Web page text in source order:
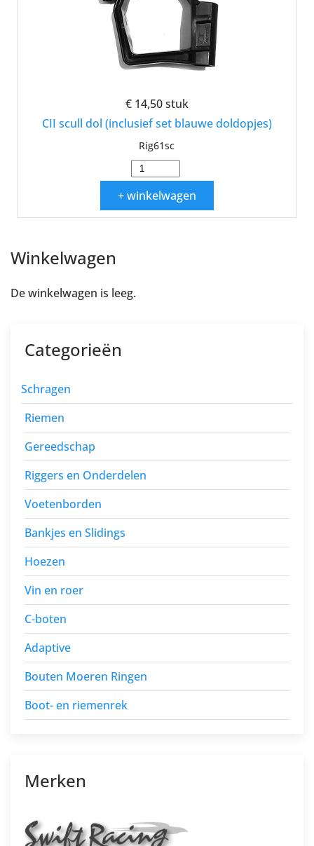
€ 14,50stuk
CII scull dol (inclusief set blauwe doldopjes)
Rig61sc
+ winkelwagen
Winkelwagen
De winkelwagen is leeg.
Categorieën
Schragen
Riemen
Gereedschap
Riggers en Onderdelen
Voetenborden
Bankjes en Slidings
Hoezen
Vin en roer
C-boten
Adaptive
Bouten Moeren Ringen
Boot- en riemenrek
Merken